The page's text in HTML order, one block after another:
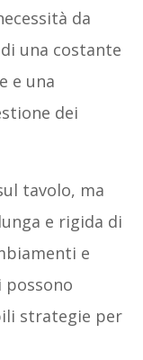
da
una costante
e una
dei
tavolo, ma
e rigida di
e
possono
strategie per